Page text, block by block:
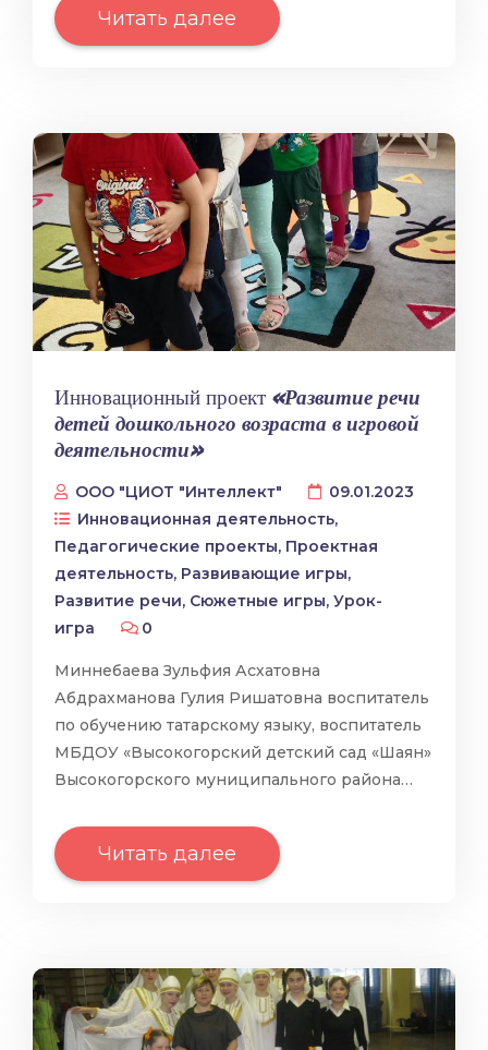
Читать далее
Инновационный проект «Развитие речи
детей дошкольного возраста в игровой
деятельности»
ООО "ЦИОТ "Интеллект"
09.01.2023
Инновационная деятельность,
Педагогические проекты, Проектная
деятельность, Развивающие игры,
Развитие речи, Сюжетные игры, Урок-
игра
0
Миннебаева Зульфия Асхатовна
Абдрахманова Гулия Ришатовна воспитатель
по обучению татарскому языку, воспитатель
МБДОУ «Высокогорский детский сад «Шаян»
Высокогорского муниципального района…
Читать далее